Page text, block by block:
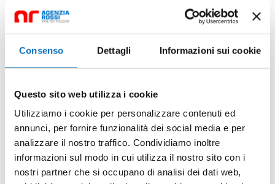
Consenso Dettagli Informazioni sui cookie
Questo sito web utilizza i cookie
Utilizziamo i cookie per personalizzare contenuti ed
annunci, per fornire funzionalità dei social media e per
analizzare il nostro traffico. Condividiamo inoltre
informazioni sul modo in cui utilizza il nostro sito con i
nostri partner che si occupano di analisi dei dati web,